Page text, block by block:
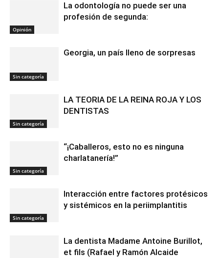
Opinión
La odontología no puede ser una
profesión de segunda:
Sin categoría
Georgia, un país lleno de sorpresas
Sin categoría
LA TEORIA DE LA REINA ROJA Y LOS
DENTISTAS
Sin categoría
“¡Caballeros, esto no es ninguna
charlatanería!”
Sin categoría
Interacción entre factores protésicos
y sistémicos en la periimplantitis
La dentista Madame Antoine Burillot,
et fils (Rafael y Ramón Alcaide